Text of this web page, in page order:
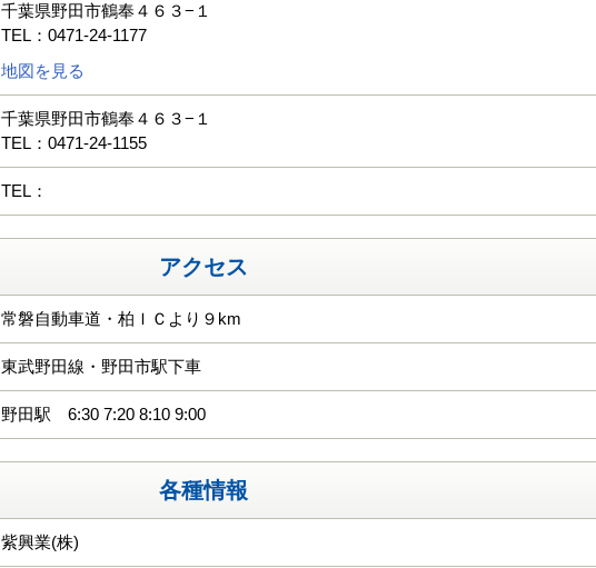
千葉県野田市鶴奉４６３−１
TEL：0471-24-1177
地図を見る
千葉県野田市鶴奉４６３−１
TEL：0471-24-1155
TEL：
アクセス
常磐自動車道・柏ＩＣより９km
東武野田線・野田市駅下車
野田駅 6:30 7:20 8:10 9:00
各種情報
紫興業(株)